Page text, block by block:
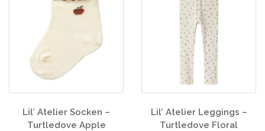
Lil’ Atelier Socken –
Turtledove Apple
Lil’ Atelier Leggings –
Turtledove Floral